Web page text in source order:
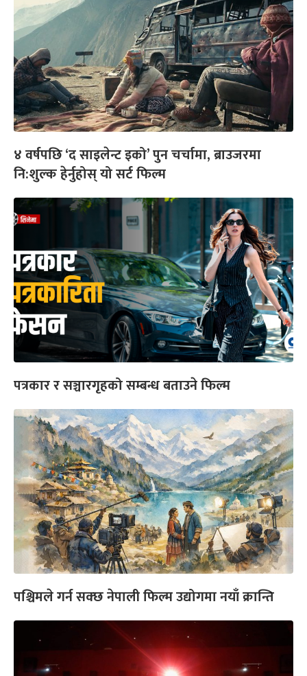
४ वर्षपछि ‘द साइलेन्ट इको’ पुन चर्चामा, ब्राउजरमा
नि:शुल्क हेर्नुहोस् यो सर्ट फिल्म
पत्रकार र सञ्चारगृहको सम्बन्ध बताउने फिल्म
पश्चिमले गर्न सक्छ नेपाली फिल्म उद्योगमा नयाँ क्रान्ति